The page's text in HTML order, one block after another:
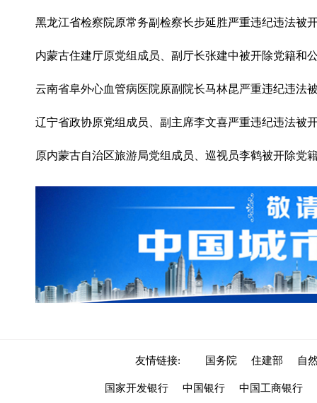
黑龙江省检察院原常务副检察长步延胜严重违纪违法被
内蒙古住建厅原党组成员、副厅长张建中被开除党籍和
云南省阜外心血管病医院原副院长马林昆严重违纪违法
辽宁省政协原党组成员、副主席李文喜严重违纪违法被
原内蒙古自治区旅游局党组成员、巡视员李鹤被开除党
友情链接: 国务院 住建部 自
国家开发银行 中国银行 中国工商银行